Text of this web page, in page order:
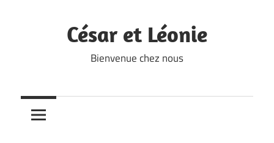
César et Léonie
Bienvenue chez nous